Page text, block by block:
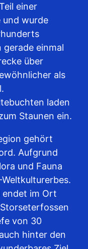
einer
und wurde
gerade einmal
über
als
laden
Staunen ein.
gehört
Aufgrund
und Fauna
endet im Ort
von 30
hinter den